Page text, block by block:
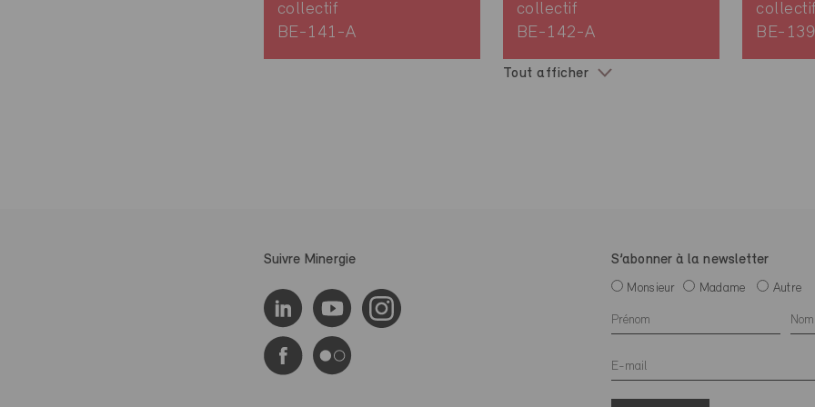
collectif
BE-141-A
collectif
BE-142-A
BE-
Tout afficher
Suivre Minergie S’abonner à la newsletter
Monsieur Madame Autre